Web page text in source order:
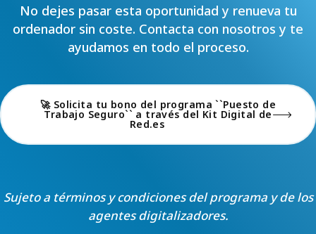
No dejes pasar esta oportunidad y renueva tu
ordenador sin coste. Contacta con nosotros y te
ayudamos en todo el proceso.
🚀 Solicita tu bono del programa ``Puesto de
Trabajo Seguro`` a través del Kit Digital de
Red.es
Sujeto a términos y condiciones del programa y de los
agentes digitalizadores.